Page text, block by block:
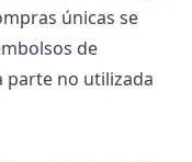
únicas se
de
parte no utilizada